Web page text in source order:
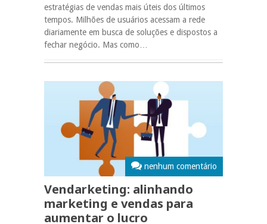
estratégias de vendas mais úteis dos últimos
tempos. Milhões de usuários acessam a rede
diariamente em busca de soluções e dispostos a
fechar negócio. Mas como…
nenhum comentário
Vendarketing: alinhando
marketing e vendas para
aumentar o lucro